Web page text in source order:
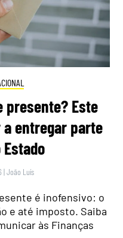
presente? Este
entregar parte
|João Luís
é inofensivo: o
e até imposto. Saiba
às Finanças